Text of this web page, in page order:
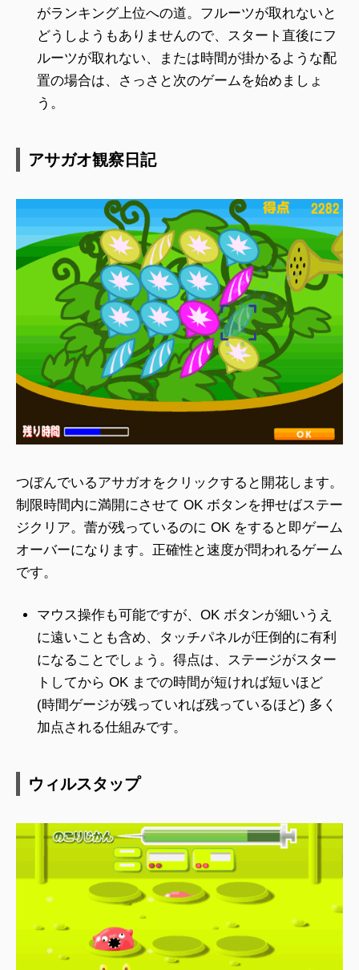
がランキング上位への道。フルーツが取れないと
どうしようもありませんので、スタート直後にフ
ルーツが取れない、または時間が掛かるような配
置の場合は、さっさと次のゲームを始めましょ
う。
アサガオ観察日記
つぼんでいるアサガオをクリックすると開花します。
制限時間内に満開にさせて OK ボタンを押せばステー
ジクリア。蕾が残っているのに OK をすると即ゲーム
オーバーになります。正確性と速度が問われるゲーム
です。
マウス操作も可能ですが、OK ボタンが細いうえ
に遠いことも含め、タッチパネルが圧倒的に有利
になることでしょう。得点は、ステージがスター
トしてから OK までの時間が短ければ短いほど
(時間ゲージが残っていれば残っているほど) 多く
加点される仕組みです。
ウィルスタップ